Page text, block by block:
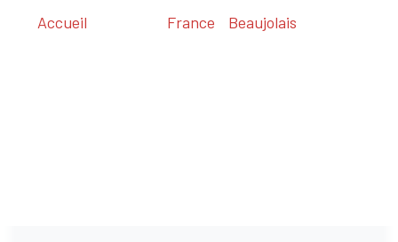
Accueil France Beaujolais